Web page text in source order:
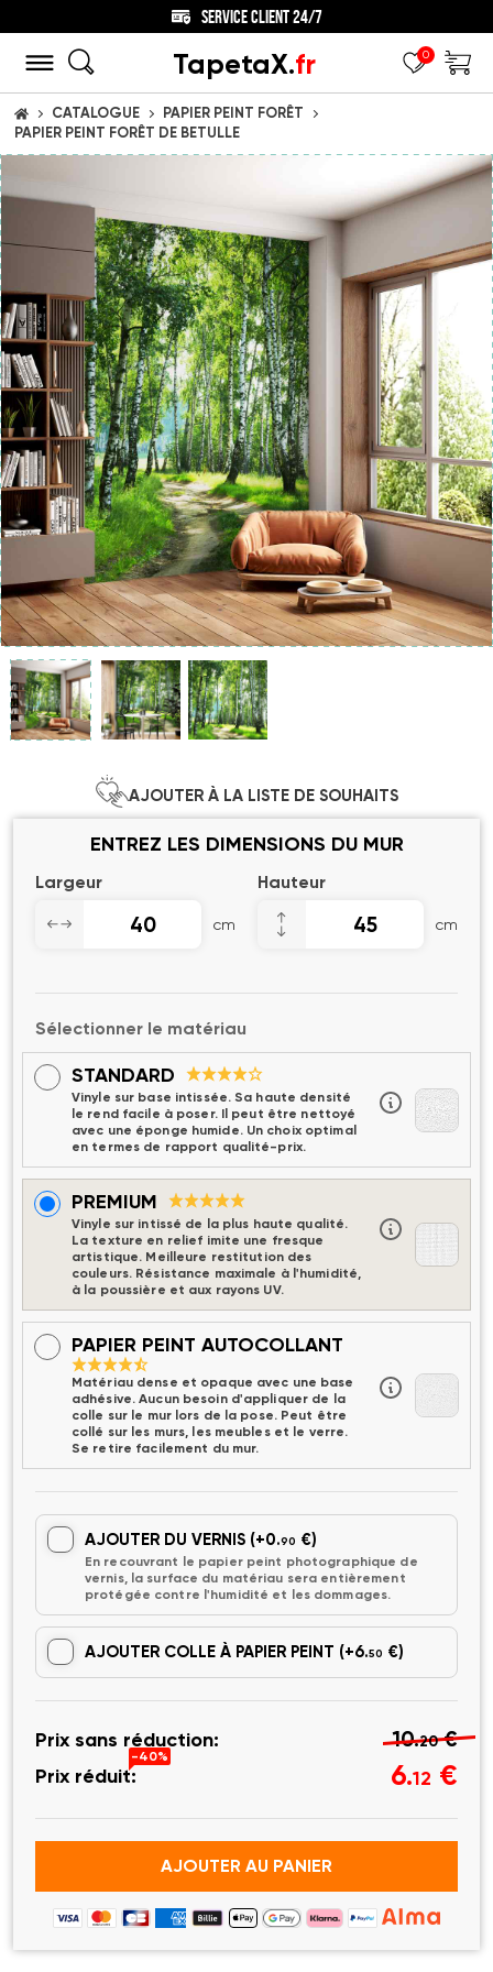
SERVICE CLIENT 24/7
TapetaX.fr 0
ACCUEILCATALOGUE
PAPIER PEINT FORÊT
PAPIER PEINT FORÊT DE BETULLE
AJOUTER À LA LISTE DE SOUHAITS
ENTREZ LES DIMENSIONS DU MUR
Largeur
cm
Hauteur
cm
Sélectionner le matériau
STANDARD
Vinyle sur base intissée. Sa haute densité
le rend facile à poser. Il peut être nettoyé
avec une éponge humide. Un choix optimal
en termes de rapport qualité-prix.
PREMIUM
Vinyle sur intissé de la plus haute qualité.
La texture en relief imite une fresque
artistique. Meilleure restitution des
couleurs. Résistance maximale à l'humidité,
à la poussière et aux rayons UV.
PAPIER PEINT AUTOCOLLANT
Matériau dense et opaque avec une base
adhésive. Aucun besoin d'appliquer de la
colle sur le mur lors de la pose. Peut être
collé sur les murs, les meubles et le verre.
Se retire facilement du mur.
AJOUTER DU VERNIS (+0.90 €)
En recouvrant le papier peint photographique de
vernis, la surface du matériau sera entièrement
protégée contre l'humidité et les dommages.
AJOUTER COLLE À PAPIER PEINT (+6.50 €)
Prix sans réduction: 10.20€
Prix réduit:
-40%
6.12 €
AJOUTER AU PANIER